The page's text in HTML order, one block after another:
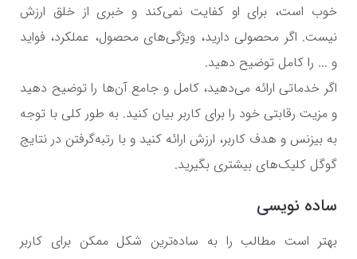
خوب است، برای او کفایت نمی‌کند و خبری از خلق ارزش
نیست. اگر محصولی دارید، ویژگی‌های محصول، عملکرد، فواید
و ... را کامل توضیح دهید.
اگر خدماتی ارائه می‌دهید، کامل و جامع آن‌ها را توضیح دهید
و مزیت رقابتی خود را برای کاربر بیان کنید. به طور کلی با توجه
به بیزنس و هدف کاربر، ارزش ارائه کنید و با رتبه‌گرفتن در نتایج
گوگل کلیک‌های بیشتری بگیرید.
ساده نویسی
بهتر است مطالب را به ساده‌ترین شکل ممکن برای کاربر